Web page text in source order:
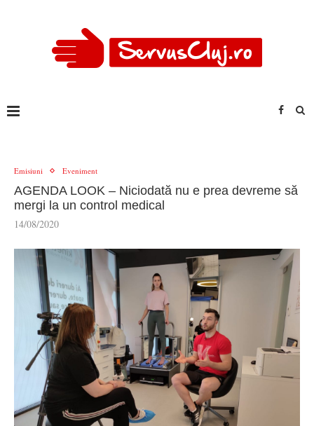
Emisiuni Eveniment
AGENDA LOOK – Niciodată nu e prea devreme să
mergi la un control medical
14/08/2020